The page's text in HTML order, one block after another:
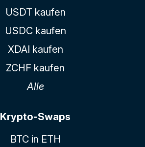
USDT kaufen
USDC kaufen
XDAI kaufen
ZCHF kaufen
Alle
Krypto-Swaps
BTC in ETH